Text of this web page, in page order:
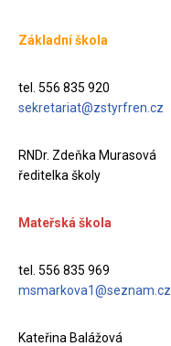
Základní škola
tel. 556 835 920
sekretariat@zstyrfren.cz
RNDr. Zdeňka Murasová
ředitelka školy
Mateřská škola
tel. 556 835 969
msmarkova1@seznam.cz
Kateřina Balážová